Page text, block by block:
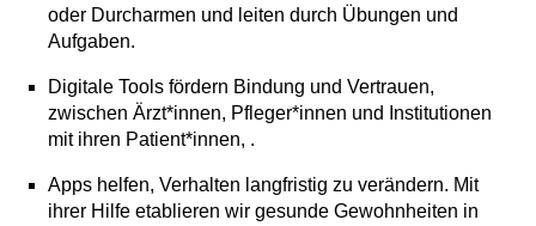
oder Durcharmen und leiten durch Übungen und
Aufgaben.
Digitale Tools fördern Bindung und Vertrauen,
zwischen Ärzt*innen, Pfleger*innen und Institutionen
mit ihren Patient*innen, .
Apps helfen, Verhalten langfristig zu verändern. Mit
ihrer Hilfe etablieren wir gesunde Gewohnheiten in